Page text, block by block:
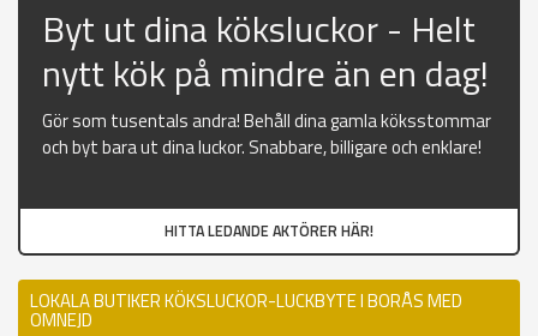
Byt ut dina köksluckor - Helt
nytt kök på mindre än en dag!
Gör som tusentals andra! Behåll dina gamla köksstommar
och byt bara ut dina luckor. Snabbare, billigare och enklare!
HITTA LEDANDE AKTÖRER HÄR!
LOKALA BUTIKER KÖKSLUCKOR-LUCKBYTE I BORÅS MED
OMNEJD